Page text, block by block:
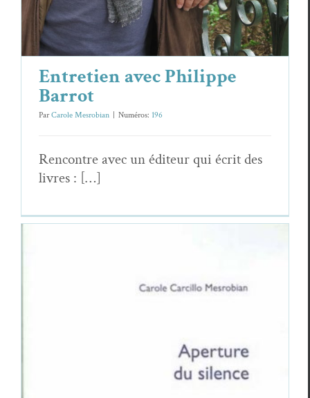
Entretien avec Philippe
Barrot
ParCarole Mesrobian Numéros: 196
Ren­con­tre avec un édi­teur qui écrit des
livres : […]